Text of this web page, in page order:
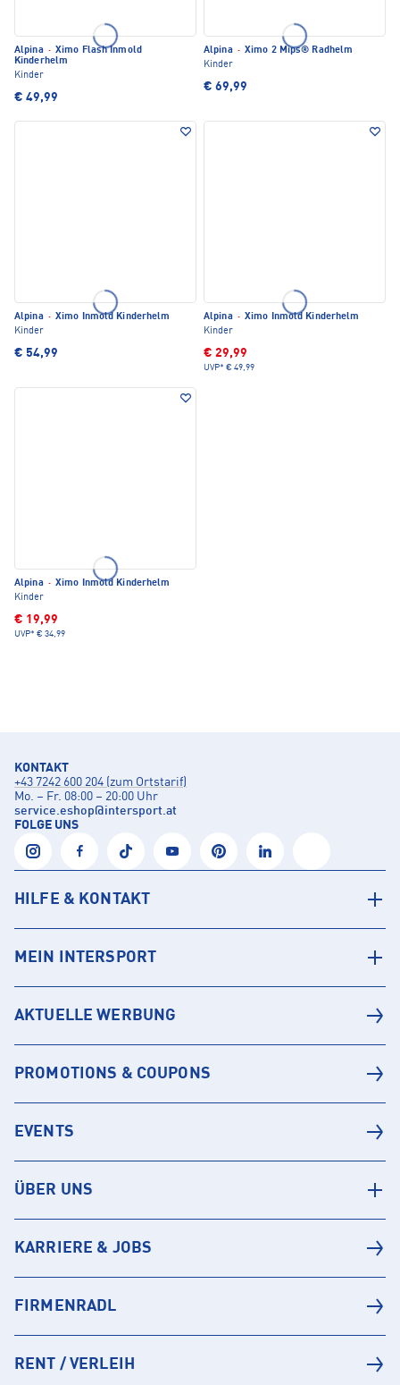
Alpina · Ximo Flash Inmold
Kinderhelm
Kinder
€ 49,99
Alpina · Ximo 2 Mips® Radhelm
Kinder
€ 69,99
Alpina · Ximo Inmold Kinderhelm
Kinder
€ 54,99
Alpina · Ximo Inmold Kinderhelm
Kinder
€ 29,99
UVP* € 49,99
Alpina · Ximo Inmold Kinderhelm
Kinder
€ 19,99
UVP* € 34,99
KONTAKT
+43 7242 600 204 (zum Ortstarif)
Mo. – Fr. 08:00 – 20:00 Uhr
service.eshop@intersport.at
FOLGE UNS
HILFE & KONTAKT
MEIN INTERSPORT
AKTUELLE WERBUNG
PROMOTIONS & COUPONS
EVENTS
ÜBER UNS
KARRIERE & JOBS
FIRMENRADL
RENT / VERLEIH